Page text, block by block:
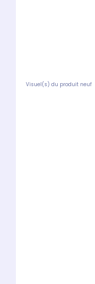
Visuel(s) du produit neuf